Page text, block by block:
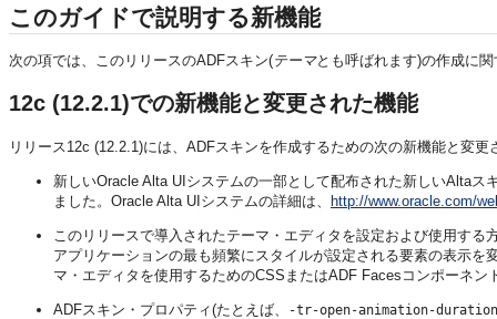
このガイドで説明する新機能
次の項では、このリリースのADFスキン(テーマとも呼ばれます)の作成に
12c (12.2.1)での新機能と変更された機能
リリース12c (12.2.1)には、ADFスキンを作成するための次の新機能と変更
新しいOracle Alta UIシステムの一部として配布された新しいAltaス
ました。Oracle Alta UIシステムの詳細は、 http://www.oracle.com/
このリリースで導入されたテーマ・エディタを設定および使用する
アプリケーションの最も頻繁にスタイルが設定される要素の表示
マ・エディタを使用するためのCSSまたはADF Facesコンポーネン
ADFスキン・プロパティ(たとえば、 -tr-open-animation-duration